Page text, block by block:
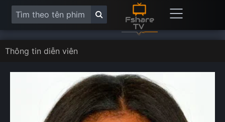
Thông tin diễn viên